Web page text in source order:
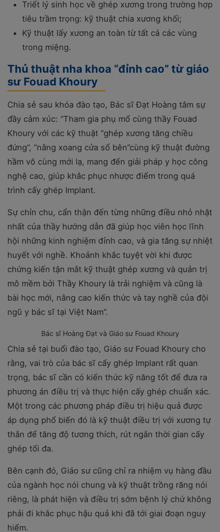
Triết lý sinh học về ghép xương trong trường hợp
tiêu trầm trọng: kỹ thuật chia xương khối;
Kỹ thuật lấy xương an toàn từ tất cả các vùng
trong miệng.
Thủ thuật nha khoa “đỉnh cao” từ giáo
sư Fouad Khoury
Chia sẻ sau khóa đào tạo, Bác sĩ Đạt Hoàng tâm sự
đầy cảm xúc: “Tham gia phụ mổ cùng thầy Fouad
Khoury với các kỹ thuật “ghép xương tăng chiều
đứng”, “nâng xoang cửa sổ bên”cùng kỹ thuật đường
hầm vô cùng mới lạ, mang đến giải pháp y học công
nghệ cao, giúp khắc phục nhược điểm trong quá
trình cấy ghép Implant.
Sự chỉn chu, cẩn thận đến từng những điều nhỏ nhặt
nhất của thầy hướng dẫn đã giúp học viên học lĩnh
hội những kinh nghiệm đỉnh cao, và gia tăng sự nhiệt
huyết với nghề. Khoảnh khắc tuyệt vời khi được
chứng kiến tận mắt kỹ thuật ghép xương và quản trị
mô mềm bởi Thầy Khoury là trải nghiệm và cũng là
bài học mới, nâng cao kiến thức và tay nghề của đội
ngũ y bác sĩ tại Việt Nam”.
Bác sĩ Hoàng Đạt và Giáo sư Fouad Khoury
Chia sẻ tại buổi đào tạo, Giáo sư Fouad Khoury cho
rằng, vai trò của bác sĩ cấy ghép Implant rất quan
trọng, bác sĩ cần có kiến thức kỹ năng tốt để đưa ra
phương án điều trị và thực hiện cấy ghép chuẩn xác.
Một trong các phương pháp điều trị hiệu quả được
áp dụng phổ biến đó là kỹ thuật điều trị với xương tự
thân để tăng độ tương thích, rút ngắn thời gian cấy
ghép tối đa.
Bên cạnh đó, Giáo sư cũng chỉ ra nhiệm vụ hàng đầu
của ngành học nói chung và kỹ thuật trồng răng nói
riêng, là phát hiện và điều trị sớm bệnh lý chứ không
phải đi khắc phục hậu quả khi đã tới giai đoạn nguy
hiểm.